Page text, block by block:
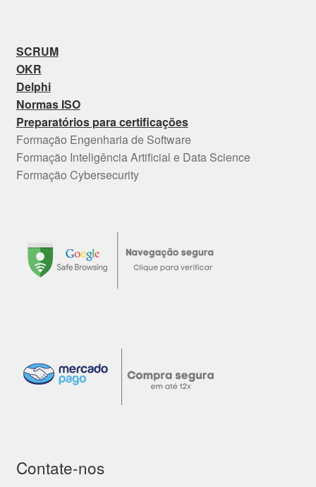
SCRUM
OKR
Delphi
Normas ISO
Preparatórios para certificações
Formação Engenharia de Software
Formação Inteligência Artificial e Data Science
Formação Cybersecurity
Contate-nos